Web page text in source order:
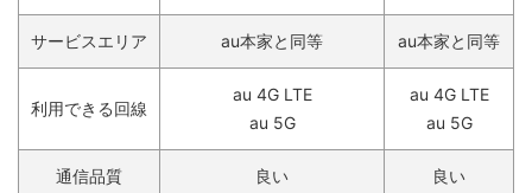
サービスエリア au本家と同等 au本家と同等
利用できる回線
au 4G LTE
au 5G
au 4G LTE
au 5G
通信品質 良い 良い